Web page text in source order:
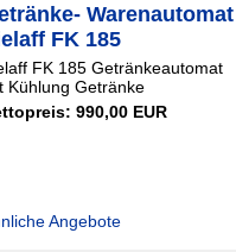
Warenautomat
FK 185
FK 185 Getränkeautomat
Kühlung Getränke
990,00 EUR
Angebote